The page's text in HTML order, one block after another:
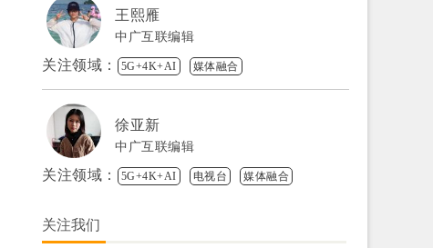
王熙雁
中广互联编辑
关注领域： 5G+4K+AI 媒体融合
徐亚新
中广互联编辑
关注领域： 5G+4K+AI 电视台 媒体融合
关注我们